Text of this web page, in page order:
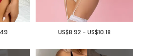
US$8.92 - US$10.18